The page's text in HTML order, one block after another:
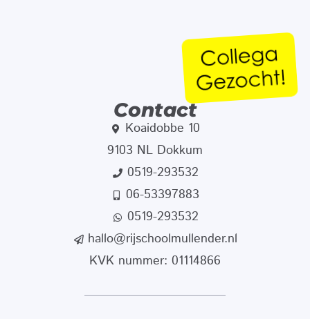
Contact
Koaidobbe 10
9103 NL Dokkum
0519-293532
06-53397883
0519-293532
hallo@rijschoolmullender.nl
KVK nummer: 01114866